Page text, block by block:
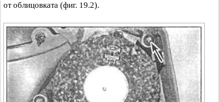
от облицовката (фиг. 19.2).